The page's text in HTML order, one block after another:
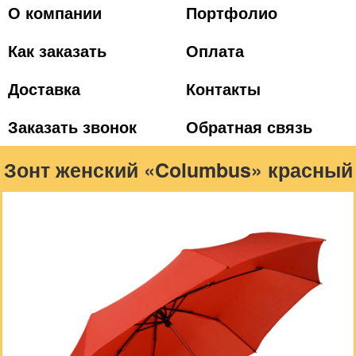
О компании
Портфолио
Как заказать
Оплата
Доставка
Контакты
Заказать звонок
Обратная связь
Зонт женский «Columbus» красный